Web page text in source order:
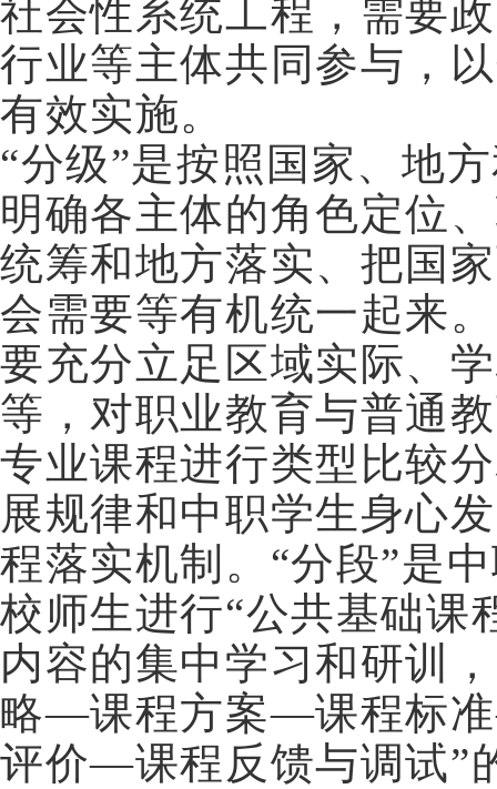
社会性系统工程，需要
行业等主体共同参与，
有效实施。
“分级”是按照国家、地
明确各主体的角色定位
统筹和地方落实、把国
会需要等有机统一起来
要充分立足区域实际、
等，对职业教育与普通
专业课程进行类型比较
展规律和中职学生身心
程落实机制。“分段”是
校师生进行“公共基础课
内容的集中学习和研训
略—课程方案—课程标
评价—课程反馈与调试”